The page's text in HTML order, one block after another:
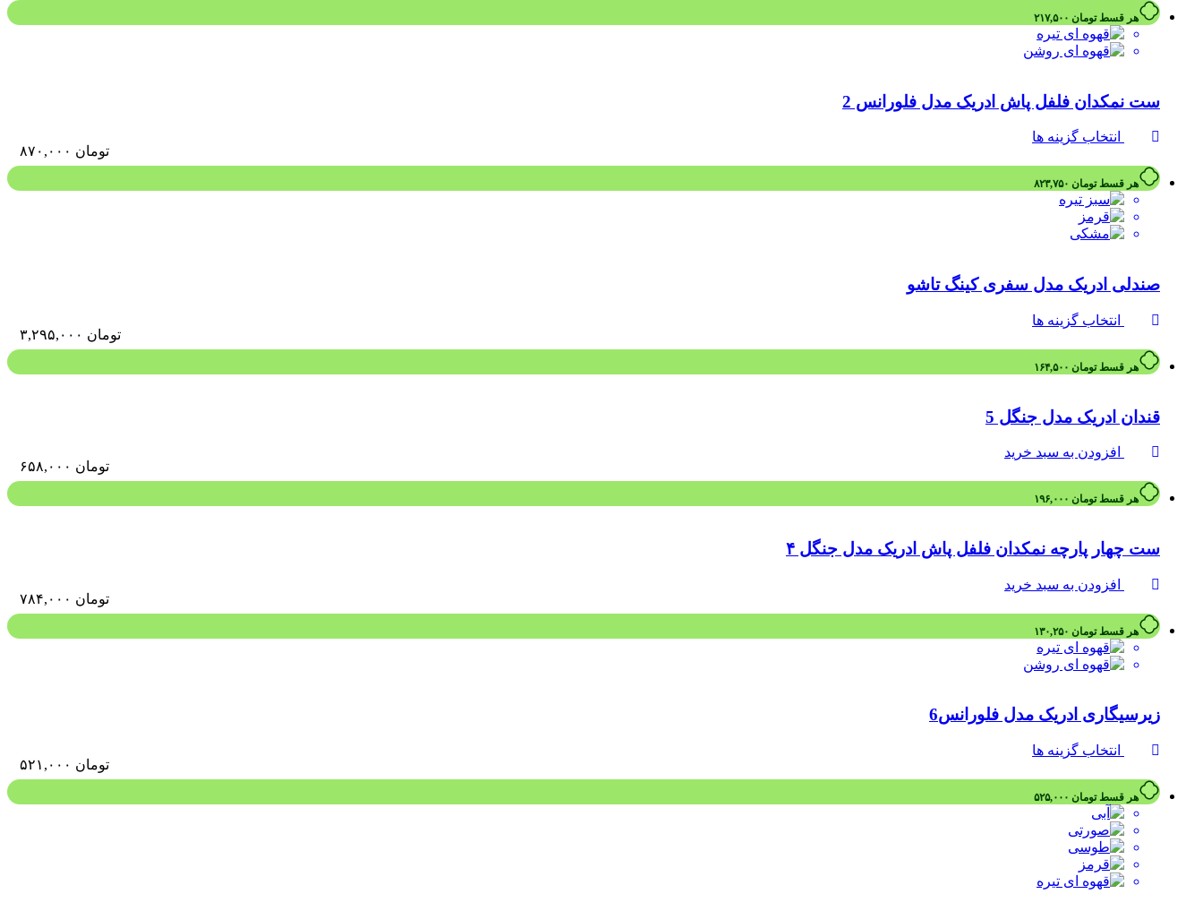
هر قسطتومان
ست نمکدان فلفل پاش ادریک مدل فلورانس 2
تومان
انتخاب گزینه ها
هر قسطتومان
صندلی ادریک مدل سفری کینگ تاشو
تومان
انتخاب گزینه ها
هر قسطتومان
قندان ادریک مدل جنگل 5
تومان
افزودن به سبد خرید
هر قسطتومان
ست چهار پارچه نمکدان فلفل پاش ادریک مدل جنگل ۴
تومان
افزودن به سبد خرید
هر قسطتومان
زیرسیگاری ادریک مدل فلورانس6
تومان
انتخاب گزینه ها
هر قسطتومان